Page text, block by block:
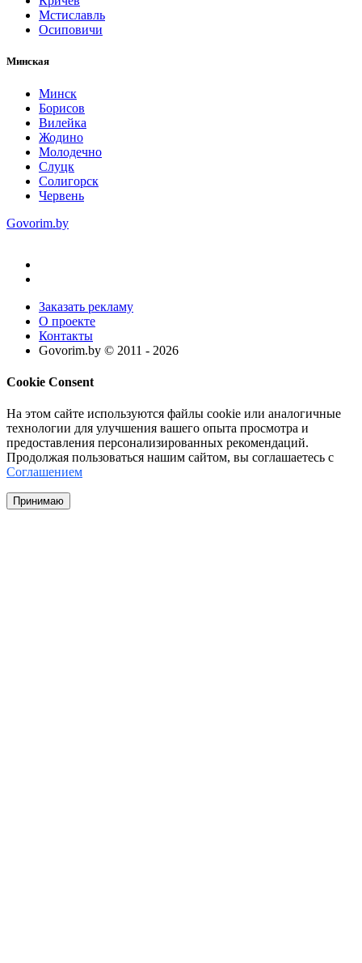
Мстиславль
Осиповичи
Минская
Минск
Борисов
Вилейка
Жодино
Молодечно
Слуцк
Солигорск
Червень
Govorim.by
Заказать рекламу
О проекте
Контакты
Govorim.by © 2011 - 2026
Cookie Consent
На этом сайте используются файлы cookie или аналогичные
технологии для улучшения вашего опыта просмотра и
предоставления персонализированных рекомендаций.
Продолжая пользоваться нашим сайтом, вы соглашаетесь с
Соглашением
Принимаю